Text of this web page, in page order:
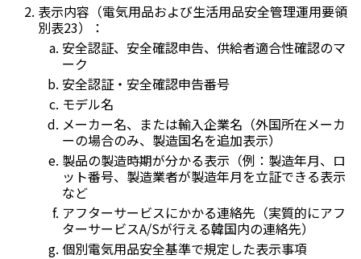
表示内容（電気用品および生活用品安全管理運用要領
別表23）：
安全認証、安全確認申告、供給者適合性確認のマ
ーク
安全認証・安全確認申告番号
モデル名
メーカー名、または輸入企業名（外国所在メーカ
ーの場合のみ、製造国名を追加表示）
製品の製造時期が分かる表示（例：製造年月、ロ
ット番号、製造業者が製造年月を立証できる表示
など
アフターサービスにかかる連絡先（実質的にアフ
ターサービスA/Sが行える韓国内の連絡先）
個別電気用品安全基準で規定した表示事項